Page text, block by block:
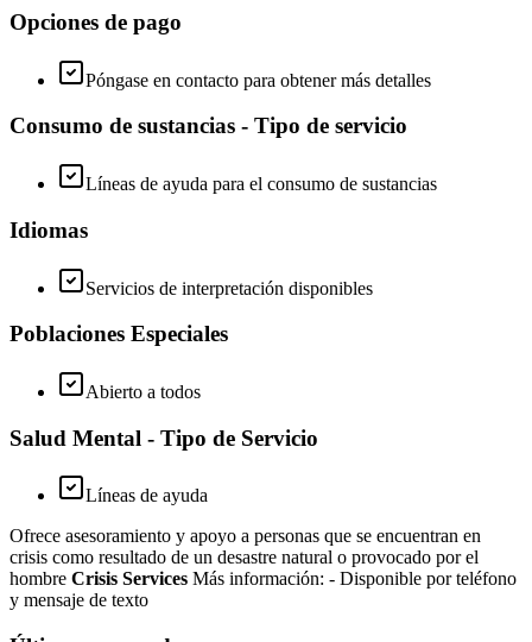
Opciones de pago
Póngase en contacto para obtener más detalles
Consumo de sustancias - Tipo de servicio
Líneas de ayuda para el consumo de sustancias
Idiomas
Servicios de interpretación disponibles
Poblaciones Especiales
Abierto a todos
Salud Mental - Tipo de Servicio
Líneas de ayuda
Ofrece asesoramiento y apoyo a personas que se encuentran en
crisis como resultado de un desastre natural o provocado por el
hombre Crisis Services Más información: - Disponible por teléfono
y mensaje de texto